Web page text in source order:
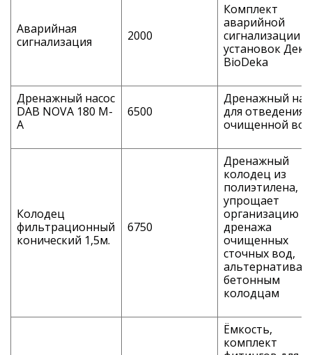
Аварийная
сигнализация
2000
Комплект
аварийной
сигнализации
установок
BioDeka
Дренажный насос
DAB NOVA 180 М-
А
6500
Дренажный
для отведения
очищенной
Колодец
фильтрационный
конический 1,5м.
6750
Дренажный
колодец из
полиэтилена,
упрощает
организацию
дренажа
очищенных
сточных вод,
альтернатива
бетонным
колодцам
Ёмкость,
комплект